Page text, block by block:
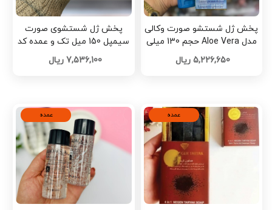
پخش ژل شستشو صورت وکالی
مدل Aloe Vera حجم 130 میلی
تک و عمده کد Z3774
5,226,650 ریال
پخش ژل شستشوی صورت
سیمپل 150 میل تک و عمده کد
Z3762
7,536,100 ریال
عمده عمده